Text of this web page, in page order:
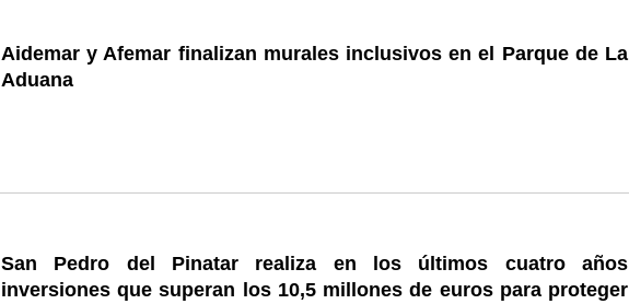
Aidemar y Afemar finalizan murales inclusivos en el Parque de La
Aduana
San Pedro del Pinatar realiza en los últimos cuatro años
inversiones que superan los 10,5 millones de euros para proteger